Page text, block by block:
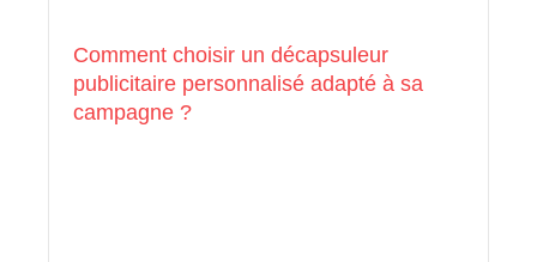
Comment choisir un décapsuleur
publicitaire personnalisé adapté à sa
campagne ?